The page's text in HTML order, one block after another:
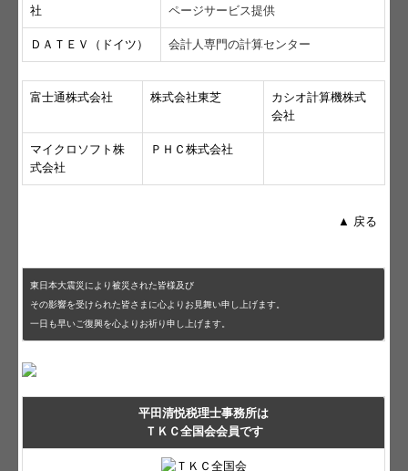
東日本大震災により被災された皆様及び
その影響を受けられた皆さまに心よりお見舞い申し上げます。
一日も早いご復興を心よりお祈り申し上げます。
平田清悦税理士事務所は
ＴＫＣ全国会会員です
社
ページサービス提供
ＤＡＴＥＶ（ドイツ） 会計人専門の計算センター
富士通株式会社 株式会社東芝
カシオ計算機株式
会社
マイクロソフト株
式会社
ＰＨＣ株式会社
▲ 戻る